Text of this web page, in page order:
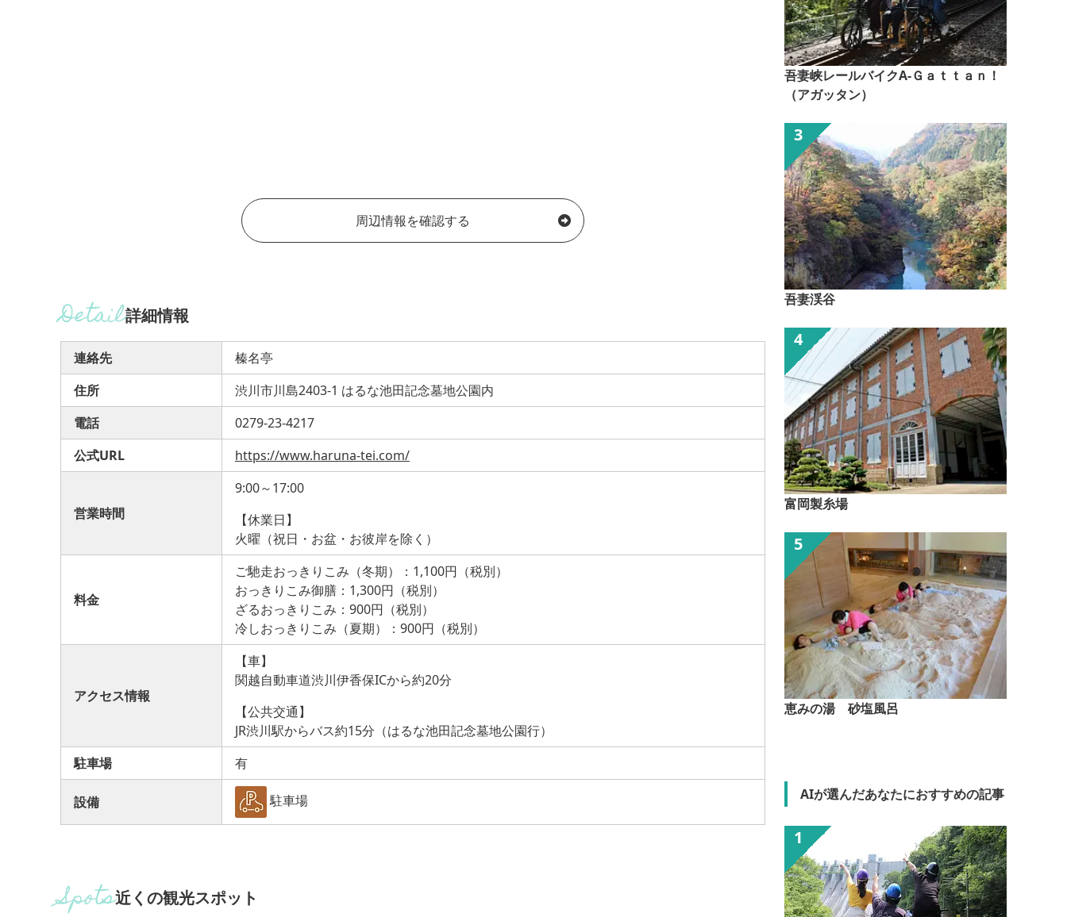
周辺情報を確認する
詳細情報
連絡先
榛名亭
住所
渋川市川島2403-1 はるな池田記念墓地公園内
電話
0279-23-4217
公式URL
https://www.haruna-tei.com/
営業時間
9:00～17:00
【休業日】
火曜（祝日・お盆・お彼岸を除く）
料金
ご馳走おっきりこみ（冬期）：1,100円（税別）
おっきりこみ御膳：1,300円（税別）
ざるおっきりこみ：900円（税別）
冷しおっきりこみ（夏期）：900円（税別）
アクセス情報
【車】
関越自動車道渋川伊香保ICから約20分
【公共交通】
JR渋川駅からバス約15分（はるな池田記念墓地公園行）
駐車場
有
設備 駐車場
近くの観光スポット
吾妻峡レールバイクA-Ｇａｔｔａｎ！
（アガッタン）
吾妻渓谷
富岡製糸場
恵みの湯 砂塩風呂
AIが選んだあなたにおすすめの記事